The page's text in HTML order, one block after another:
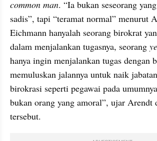
common man. “Ia bukan seseorang
sadis”, tapi “teramat normal” menurut
Eichmann hanyalah seorang birokrat
dalam menjalankan tugasnya, seorang
hanya ingin menjalankan tugas dengan
memuluskan jalannya untuk naik
birokrasi seperti pegawai pada
bukan orang yang amoral”, ujar Arendt
tersebut.